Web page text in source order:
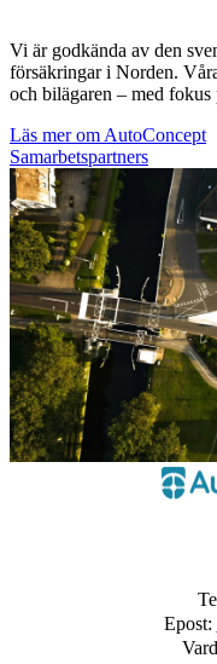
Vi är godkända av den
försäkringar i Norden.
och bilägaren – med
Läs mer om AutoConcept
Samarbetspartners
Epost: